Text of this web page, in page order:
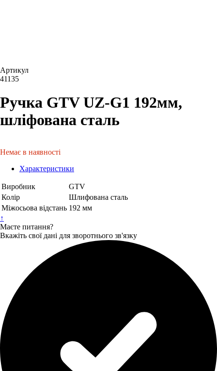
Артикул
41135
Ручка GTV UZ-G1 192мм,
шліфована сталь
Немає в наявності
Характеристики
Виробник
GTV
Колір
Шлифована сталь
Міжосьова відстань 192 мм
↑
Маєте питання?
Вкажіть свої дані для зворотнього зв'язку